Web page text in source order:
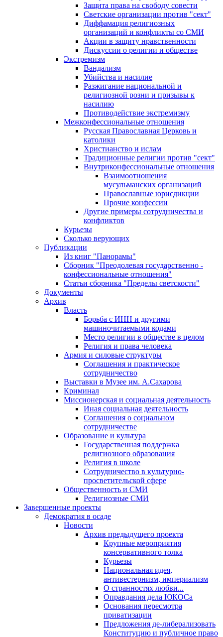
Защита права на свободу совести
Светские организации против "сект"
Диффамация религиозных
организаций и конфликты со СМИ
Акции в защиту нравственности
Дискуссии о религии и обществе
Экстремизм
Вандализм
Убийства и насилие
Разжигание национальной и
религиозной розни и призывы к
насилию
Противодействие экстремизму
Межконфессиональные отношения
Русская Православная Церковь и
католики
Христианство и ислам
Традиционные религии против "сект"
Внутриконфессиональные отношения
Взаимоотношения
мусульманских организаций
Православные юрисдикции
Прочие конфессии
Другие примеры сотрудничества и
конфликтов
Курьезы
Сколько верующих
Публикации
Из книг "Панорамы"
Сборник "Преодолевая государственно -
конфессиональные отношения"
Статьи сборника "Пределы светскости"
Документы
Архив
Власть
Борьба с ИНН и другими
машиночитаемыми кодами
Место религии в обществе в целом
Религия и права человека
Армия и силовые структуры
Соглашения и практическое
сотрудничество
Выставки в Музее им. А.Сахарова
Криминал
Миссионерская и социальная деятельность
Иная социальная деятельность
Соглашения о социальном
сотрудничестве
Образование и культура
Государственная поддержка
религиозного образования
Религия в школе
Сотрудничество в культурно-
просветительской сфере
Общественность и СМИ
Религиозные СМИ
Завершенные проекты
Демократия в осаде
Новости
Архив предыдущего проекта
Крупные мероприятия
консервативного толка
Курьезы
Национальная идея,
антивестернизм, империализм
О странностях любви...
Оправдания дела ЮКОСа
Основания пересмотра
приватизации
Предложения де-либерализовать
Конституцию и публичное право